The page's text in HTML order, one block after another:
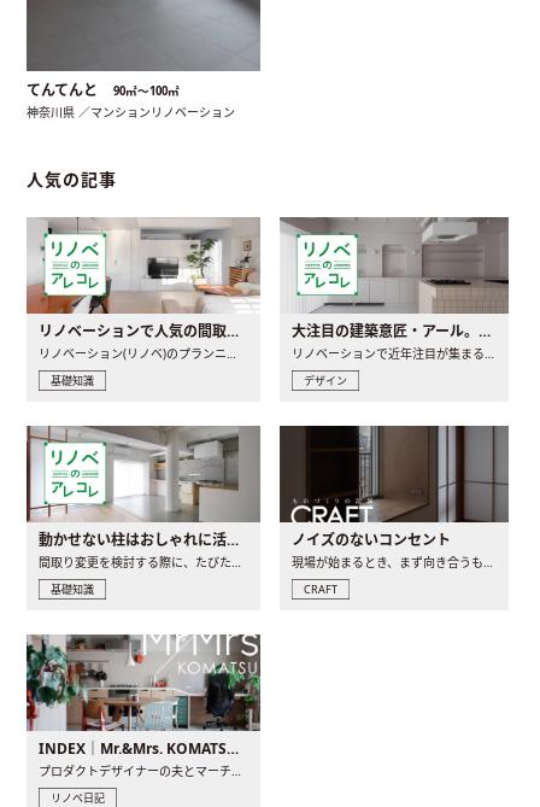
てんてんと 90㎡〜100㎡
神奈川県 ／マンションリノベーション
人気の記事
リノベーションで人気の間取りとは？トレンドの間取りと実例を徹底解説
基礎知識
大注目の建築意匠・アール。人気の理由と空間に取り入れるポイント
デザイン
動かせない柱はおしゃれに活用！柱を魅せるリノベーション(リノベ)4選
基礎知識
ノイズのないコンセント
CRAFT
INDEX｜Mr.&Mrs. KOMATSU renovation diary
リノベ日記